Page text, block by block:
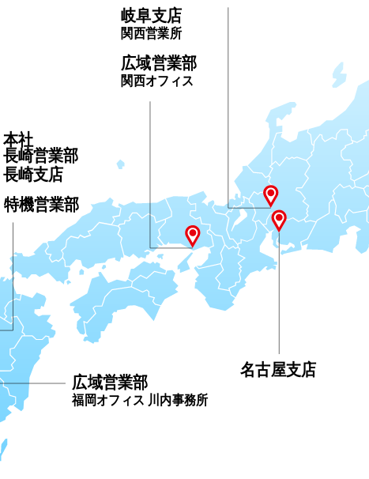
特機営業部
長崎支店
本社
長崎営業部
名古屋支店
岐阜支店
関西営業所
広域営業部
関西オフィス
広域営業部
福岡オフィス 川内事務所